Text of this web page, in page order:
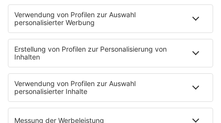
Störche-Schnack. Der Holstein Kiel-Podcast
Politik verstehen... Der R.SH-Podcast mit Carsten Kock!
Jahrhundertgeschichten
Die R.SH Gemeindesongs
Der R.SH Telefonschreck
Familienfuchs: Der Erziehungspodcast
Schlank und Gesund mit Patric Heizmann
Brave & One: Der Beziehungs-Podcast
ShoreTime: Der Küstenschnack
Der Barbara Schöneberger-Podcast: Mit den Waffeln
einer Frau